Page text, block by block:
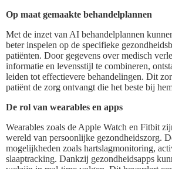
Op maat gemaakte behandelplannen
Met de inzet van AI behandelplannen
beter inspelen op de specifieke
patiënten. Door gegevens over medisch
informatie en levensstijl te combineren,
leiden tot effectievere behandelingen. Dit
patiënt de zorg ontvangt die het beste bij
De rol van wearables en apps
Wearables zoals de Apple Watch en Fitbit
wereld van persoonlijke gezondheidszorg.
mogelijkheden zoals hartslagmonitoring,
slaaptracking. Dankzij gezondheidsapps